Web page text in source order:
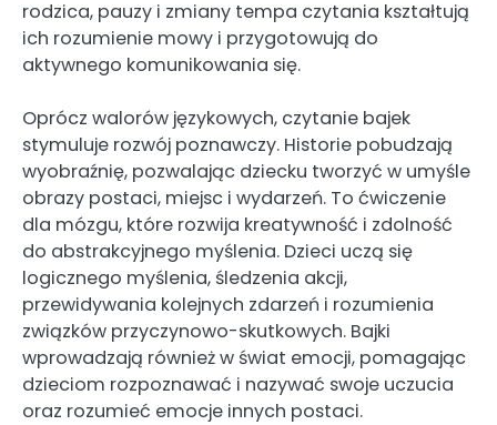
rodzica, pauzy i zmiany tempa czytania kształtują
ich rozumienie mowy i przygotowują do
aktywnego komunikowania się.
Oprócz walorów językowych, czytanie bajek
stymuluje rozwój poznawczy. Historie pobudzają
wyobraźnię, pozwalając dziecku tworzyć w umyśle
obrazy postaci, miejsc i wydarzeń. To ćwiczenie
dla mózgu, które rozwija kreatywność i zdolność
do abstrakcyjnego myślenia. Dzieci uczą się
logicznego myślenia, śledzenia akcji,
przewidywania kolejnych zdarzeń i rozumienia
związków przyczynowo-skutkowych. Bajki
wprowadzają również w świat emocji, pomagając
dzieciom rozpoznawać i nazywać swoje uczucia
oraz rozumieć emocje innych postaci.